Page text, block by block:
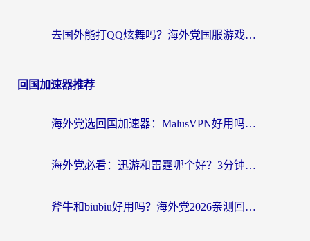
去国外能打QQ炫舞吗？海外党国服游戏不卡顿的终极指南
回国加速器推荐
海外党选回国加速器：MalusVPN好用吗？和快帆VPN哪个好？附真实对比与避坑指南
海外党必看：迅游和雷霆哪个好？3分钟教你选对回国加速器，无缝刷国内剧玩手游
斧牛和biubiu好用吗？海外党2026亲测回国加速器指南，附番茄加速器深度体验